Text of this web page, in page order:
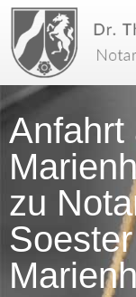
Anfahrt
zu
Soester